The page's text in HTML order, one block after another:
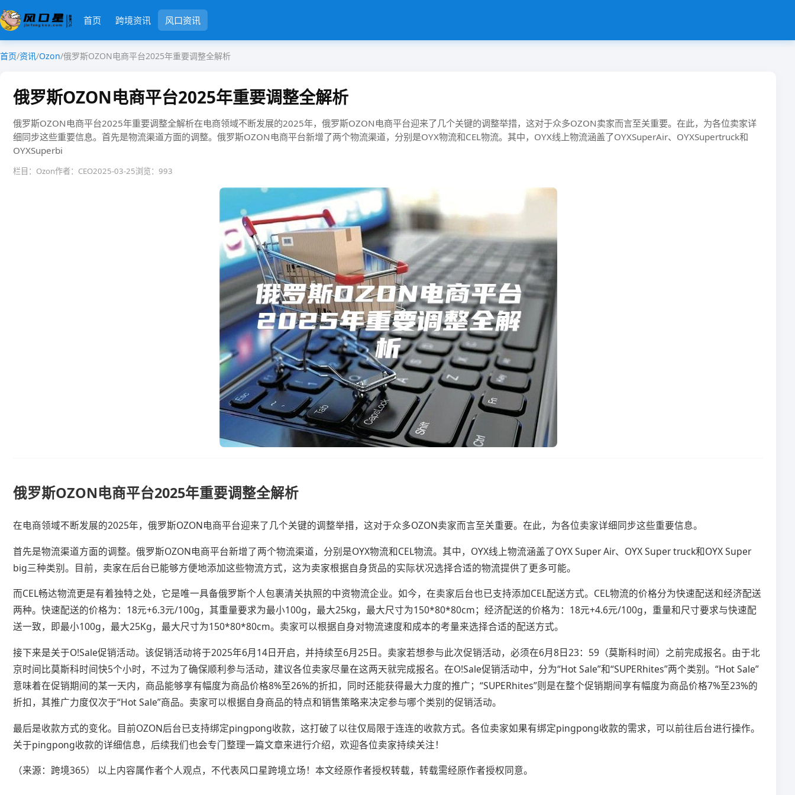
首页 跨境资讯 风口资讯
首页/资讯/Ozon/俄罗斯OZON电商平台2025年重要调整全解析
俄罗斯OZON电商平台2025年重要调整全解析
俄罗斯OZON电商平台2025年重要调整全解析在电商领域不断发展的2025年，俄罗斯OZON电商平台迎来了几个关键的调整举措，这对于众多OZON卖家而言至关重要。在此，为各位卖家详
细同步这些重要信息。首先是物流渠道方面的调整。俄罗斯OZON电商平台新增了两个物流渠道，分别是OYX物流和CEL物流。其中，OYX线上物流涵盖了OYXSuperAir、OYXSupertruck和
OYXSuperbi
栏目：Ozon作者：CEO2025-03-25浏览：993
俄罗斯OZON电商平台2025年重要调整全解析
在电商领域不断发展的2025年，俄罗斯OZON电商平台迎来了几个关键的调整举措，这对于众多OZON卖家而言至关重要。在此，为各位卖家详细同步这些重要信息。
首先是物流渠道方面的调整。俄罗斯OZON电商平台新增了两个物流渠道，分别是OYX物流和CEL物流。其中，OYX线上物流涵盖了OYX Super Air、OYX Super truck和OYX Super
big三种类别。目前，卖家在后台已能够方便地添加这些物流方式，这为卖家根据自身货品的实际状况选择合适的物流提供了更多可能。
而CEL畅达物流更是有着独特之处，它是唯一具备俄罗斯个人包裹清关执照的中资物流企业。如今，在卖家后台也已支持添加CEL配送方式。CEL物流的价格分为快速配送和经济配送
两种。快速配送的价格为：18元+6.3元/100g，其重量要求为最小100g，最大25kg，最大尺寸为150*80*80cm；经济配送的价格为：18元+4.6元/100g，重量和尺寸要求与快速配
送一致，即最小100g，最大25Kg，最大尺寸为150*80*80cm。卖家可以根据自身对物流速度和成本的考量来选择合适的配送方式。
接下来是关于O!Sale促销活动。该促销活动将于2025年6月14日开启，并持续至6月25日。卖家若想参与此次促销活动，必须在6月8日23：59（莫斯科时间）之前完成报名。由于北
京时间比莫斯科时间快5个小时，不过为了确保顺利参与活动，建议各位卖家尽量在这两天就完成报名。在O!Sale促销活动中，分为“Hot Sale”和“SUPERhites”两个类别。“Hot Sale”
意味着在促销期间的某一天内，商品能够享有幅度为商品价格8%至26%的折扣，同时还能获得最大力度的推广；“SUPERhites”则是在整个促销期间享有幅度为商品价格7%至23%的
折扣，其推广力度仅次于“Hot Sale”商品。卖家可以根据自身商品的特点和销售策略来决定参与哪个类别的促销活动。
最后是收款方式的变化。目前OZON后台已支持绑定pingpong收款，这打破了以往仅局限于连连的收款方式。各位卖家如果有绑定pingpong收款的需求，可以前往后台进行操作。
关于pingpong收款的详细信息，后续我们也会专门整理一篇文章来进行介绍，欢迎各位卖家持续关注！
（来源：跨境365） 以上内容属作者个人观点，不代表风口星跨境立场！本文经原作者授权转载，转载需经原作者授权同意。